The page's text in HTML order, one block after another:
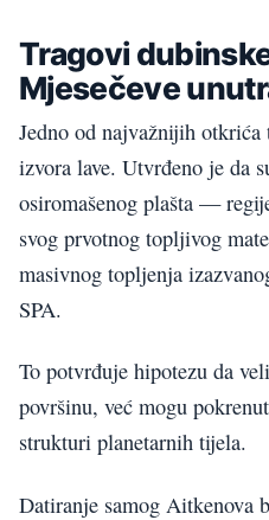
Tragovi
Mjesečeve
Jedno od najvažnijih otkrića
izvora lave. Utvrđeno je da
osiromašenog plašta —
svog prvotnog topljivog
masivnog topljenja
SPA.
To potvrđuje hipotezu da
površinu, već mogu
strukturi planetarnih tijela.
Datiranje samog Aitkenova